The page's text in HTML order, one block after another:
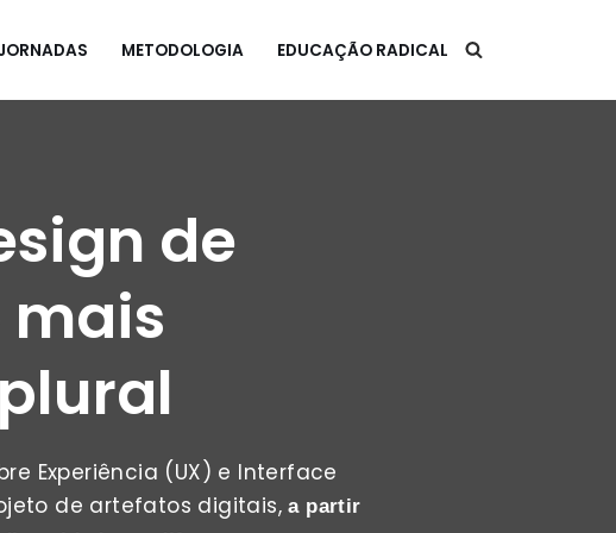
METODOLOGIA EDUCAÇÃO RADICAL
de
Experiência (UX) e Interface
de artefatos digitais,a partir